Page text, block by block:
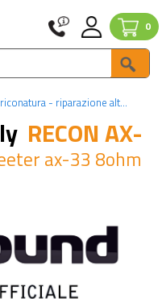
0
- riparazione altoparlanti
RECON AX-
ax-33 8ohm